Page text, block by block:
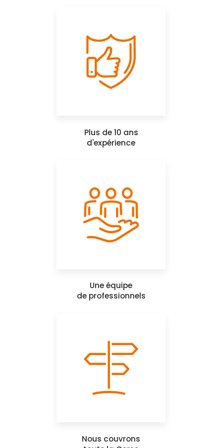
Plus de 10 ans
d'expérience
Une équipe
de professionnels
Nous couvrons